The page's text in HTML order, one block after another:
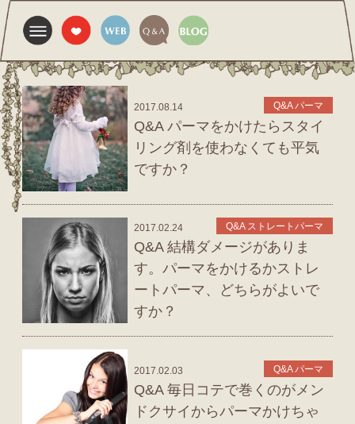
2017.08.14 Q&A パーマ
Q&A パーマをかけたらスタイ
リング剤を使わなくても平気
ですか？
2017.02.24 Q&A ストレートパーマ
Q&A 結構ダメージがありま
す。パーマをかけるかストレ
ートパーマ、どちらがよいで
すか？
2017.02.03 Q&A パーマ
Q&A 毎日コテで巻くのがメン
ドクサイからパーマかけちゃ